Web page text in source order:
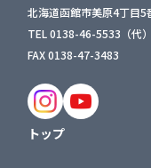
北海道函館市美原4丁目5
TEL 0138-46-5533（代）
FAX 0138-47-3483
トップ